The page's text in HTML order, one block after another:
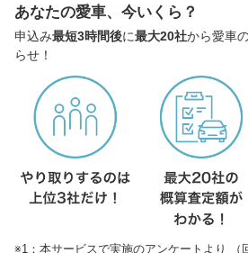
あなたの愛車、今いくら？
申込み最短3時間後に最大20社から愛車
らせ！
※1：本サービスで実施のアンケートより （